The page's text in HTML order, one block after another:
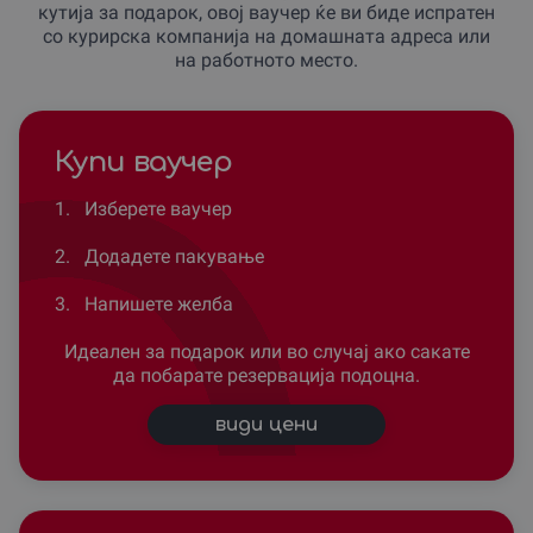
кутија за подарок, овој ваучер ќе ви биде испратен
со курирска компанија на домашната адреса или
на работното место.
Купи ваучер
1. Изберете ваучер
2. Додадете пакување
3. Напишете желба
Идеален за подарок или во случај ако сакате
да побарате резервација подоцна.
види цени